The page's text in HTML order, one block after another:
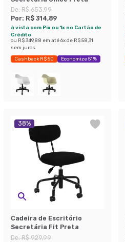
De:R$ 653,99
Por: R$ 314,89
à vista com Pix ou 1x no Cartão de
Crédito
ou R$ 349,88 em até6x de R$ 58,31
sem juros
Cashback R$ 50 Economize 51%
38%
Cadeira de Escritório
Secretária Fit Preta
De:R$ 929,99